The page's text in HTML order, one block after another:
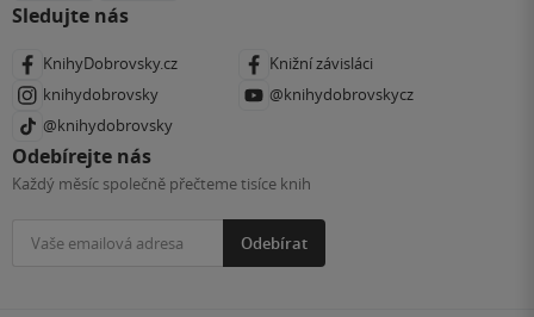
Sledujte nás
KnihyDobrovsky.cz
Knižní závisláci
knihydobrovsky
@knihydobrovskycz
@knihydobrovsky
Odebírejte nás
Každý měsíc společně přečteme tisíce knih
Odebírat